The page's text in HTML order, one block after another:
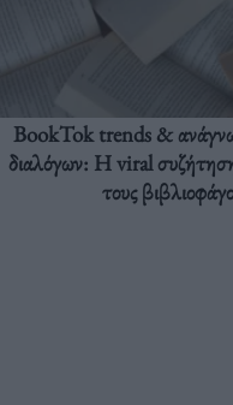
BookTok trends &
διαλόγων: Η viral
τους